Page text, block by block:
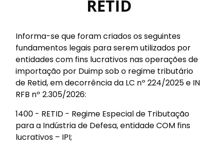
RETID
Informa-se que foram criados os seguintes
fundamentos legais para serem utilizados por
entidades com fins lucrativos nas operações de
importação por Duimp sob o regime tributário
de Retid, em decorrência da LC nº 224/2025 e IN
RFB nº 2.305/2026:
1400 - RETID - Regime Especial de Tributação
para a Indústria de Defesa, entidade COM fins
lucrativos – IPI;